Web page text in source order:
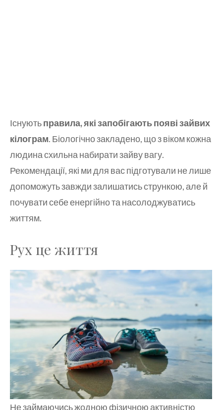
Існуютьправила, які запобігають появі зайвих
кілограм. Біологічно закладено, що з віком кожна
людина схильна набирати зайву вагу.
Рекомендації, які ми для вас підготували не лише
допоможуть завжди залишатись стрункою, але й
почувати себе енергійно та насолоджуватись
життям.
Рух це життя
Не займаючись жодною фізичною активністю